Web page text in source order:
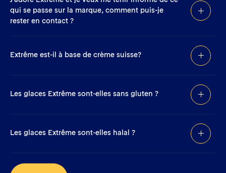
qui se passe sur la marque, comment puis-je
rester en contact ?
Extrême est-il à base de crème suisse?
Les glaces Extrême sont-elles sans gluten ?
Les glaces Extrême sont-elles halal ?